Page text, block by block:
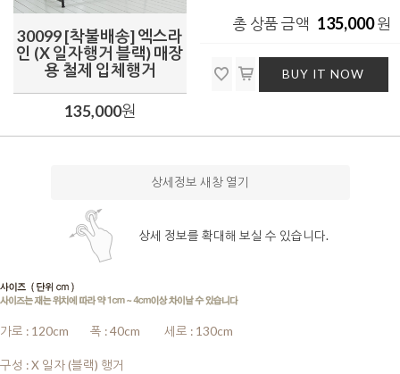
30099 [착불배송] 엑스라
인 (X 일자행거 블랙) 매장
용 철제 입체행거
135,000원
총 상품 금액 135,000원
BUY IT NOW
상세정보 새창 열기
상세 정보를 확대해 보실 수 있습니다.
가로 : 120cm 폭 : 40cm 세로 : 130cm
구성 : X 일자 (블랙) 행거